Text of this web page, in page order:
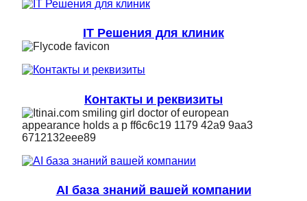
IT Решения для клиник
Контакты и реквизиты
AI база знаний вашей компании